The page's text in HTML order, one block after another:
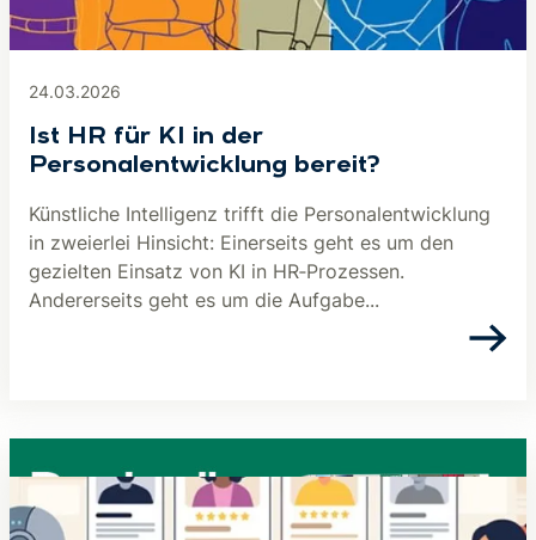
24.03.2026
Ist HR für KI in der
Personalentwicklung bereit?
Künstliche Intelligenz trifft die Personalentwicklung
in zweierlei Hinsicht: Einerseits geht es um den
gezielten Einsatz von KI in HR‑Prozessen.
Andererseits geht es um die Aufgabe...